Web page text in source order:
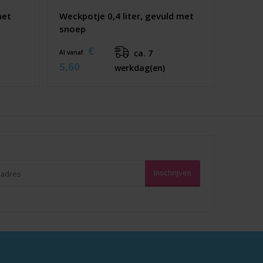
Weckpotje 0,4 liter, gevuld met
snoep
Al vanaf
€
5,60
ca. 7
werkdag(en)